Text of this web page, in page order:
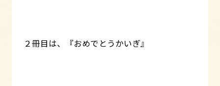
２冊目は、『おめでとうかいぎ』